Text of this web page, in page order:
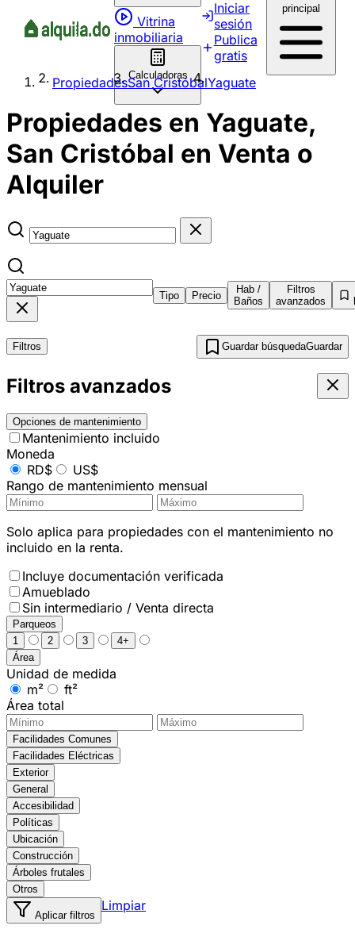
Vitrina
inmobiliaria
Calculadoras
Iniciar
sesión
Publica
gratis
principal
PropiedadesSan CristóbalYaguate
Propiedades en Yaguate,
San Cristóbal en Venta o
Alquiler
Tipo Precio
Hab /
Baños
Filtros
avanzados
Filtros Guardar búsquedaGuardar
Filtros avanzados
Opciones de mantenimiento
Mantenimiento incluido
Moneda
RD$
US$
Rango de mantenimiento mensual
Solo aplica para propiedades con el mantenimiento no
incluido en la renta.
Incluye documentación verificada
Amueblado
Sin intermediario / Venta directa
Parqueos
1
2 3
4+
Área
Unidad de medida
m²
ft²
Área total
Facilidades Comunes
Facilidades Eléctricas
Exterior
General
Accesibilidad
Políticas
Ubicación
Construcción
Árboles frutales
Otros
Aplicar filtros
Limpiar